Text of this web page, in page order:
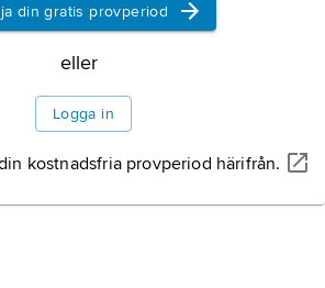
din gratis provperiod
eller
Logga in
kostnadsfria provperiod härifrån.